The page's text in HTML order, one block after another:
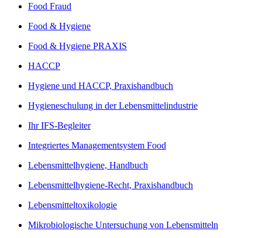
Food Fraud
Food & Hygiene
Food & Hygiene PRAXIS
HACCP
Hygiene und HACCP, Praxishandbuch
Hygieneschulung in der Lebensmittelindustrie
Ihr IFS-Begleiter
Integriertes Managementsystem Food
Lebensmittelhygiene, Handbuch
Lebensmittelhygiene-Recht, Praxishandbuch
Lebensmitteltoxikologie
Mikrobiologische Untersuchung von Lebensmitteln